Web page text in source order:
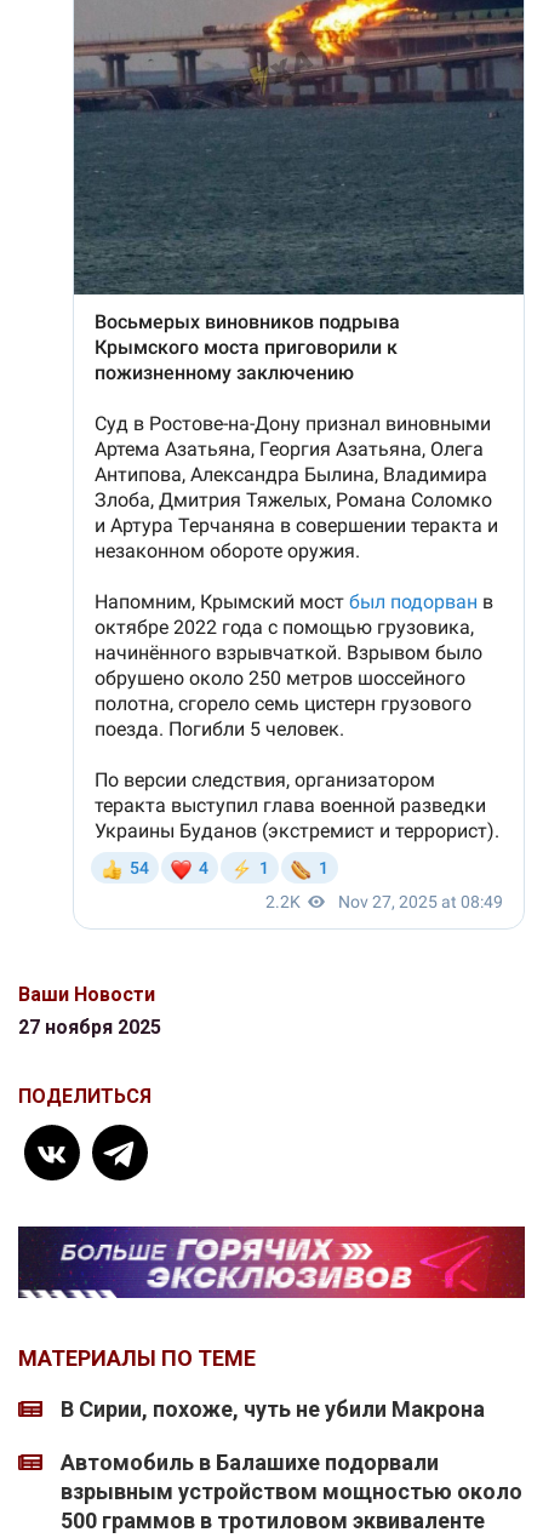
Ваши Новости
27 ноября 2025
ПОДЕЛИТЬСЯ
МАТЕРИАЛЫ ПО ТЕМЕ
В Сирии, похоже, чуть не убили Макрона
Автомобиль в Балашихе подорвали
взрывным устройством мощностью около
500 граммов в тротиловом эквиваленте